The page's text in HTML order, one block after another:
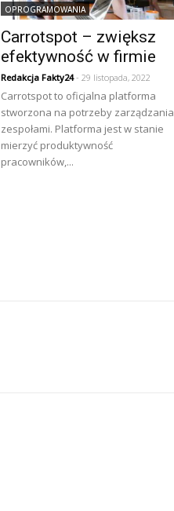
OPROGRAMOWANIA
Carrotspot – zwiększ
efektywność w firmie
Redakcja Fakty24- 29 listopada, 2022
Carrotspot to oficjalna platforma
stworzona na potrzeby zarządzania
zespołami. Platforma jest w stanie
mierzyć produktywność
pracowników,...